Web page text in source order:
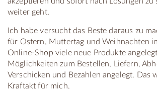
weiter geht.
Ich habe versucht das Beste daraus zu
für Ostern, Muttertag und Weihnachten
Online-Shop viele neue Produkte
Möglichkeiten zum Bestellen, Liefern,
Verschicken und Bezahlen angelegt. Das
Kraftakt für mich.